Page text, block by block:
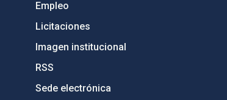
Empleo
Licitaciones
Imagen institucional
RSS
Sede electrónica